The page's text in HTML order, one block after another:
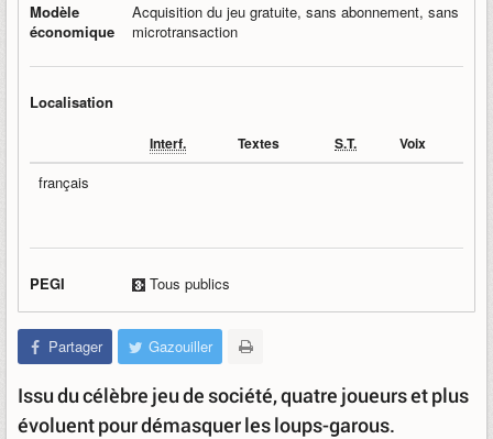
Modèle
économique
Acquisition du jeu gratuite, sans abonnement, sans
microtransaction
Localisation
Interf. Textes S.T. Voix
français
PEGI Tous publics
Partager Gazouiller
Issu du célèbre jeu de société, quatre joueurs et plus
évoluent pour démasquer les loups-garous.